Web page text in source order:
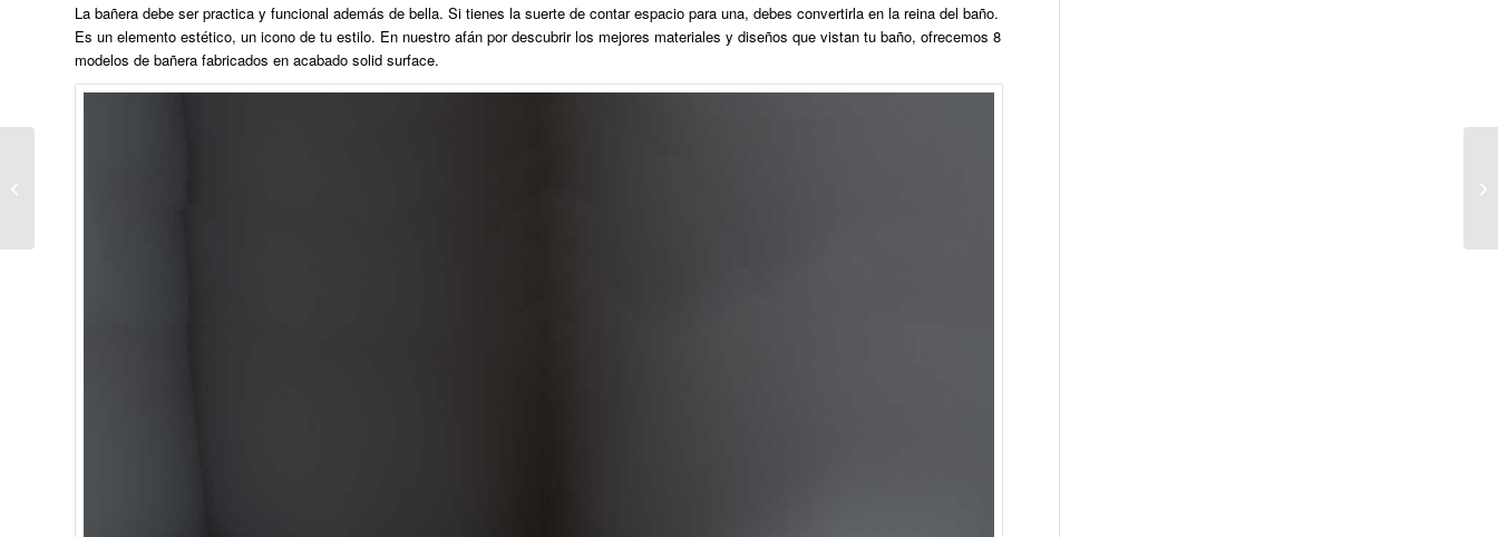
La bañera debe ser practica y funcional además de bella. Si tienes la suerte de contar espacio para una, debes convertirla en la reina del baño.
Es un elemento estético, un icono de tu estilo. En nuestro afán por descubrir los mejores materiales y diseños que vistan tu baño, ofrecemos 8
modelos de bañera fabricados en acabado solid surface.